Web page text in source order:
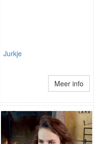
Jurkje
Meer info